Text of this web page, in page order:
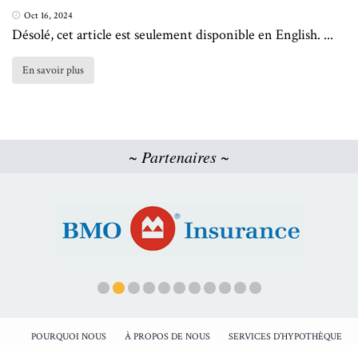
Oct 16, 2024
Désolé, cet article est seulement disponible en English. ...
En savoir plus
~ Partenaires ~
POURQUOI NOUS À PROPOS DE NOUS SERVICES D’HYPOTHÈQUE